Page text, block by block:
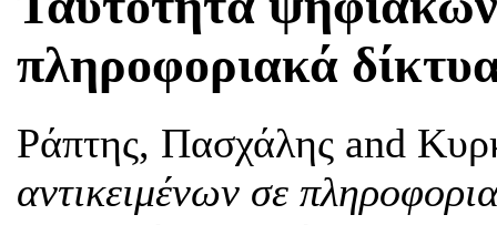
πληροφοριακά
Ράπτης, Πασχάλης and
αντικειμένων σε